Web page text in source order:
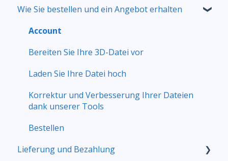
Wer sind wir?
Unsere 3D-Druckservice
Unser Laserschneideservice
Kontakt
Wie Sie bestellen und ein Angebot erhalten
Account
Bereiten Sie Ihre 3D-Datei vor
Laden Sie Ihre Datei hoch
Korrektur und Verbesserung Ihrer Dateien
dank unserer Tools
Bestellen
Lieferung und Bezahlung